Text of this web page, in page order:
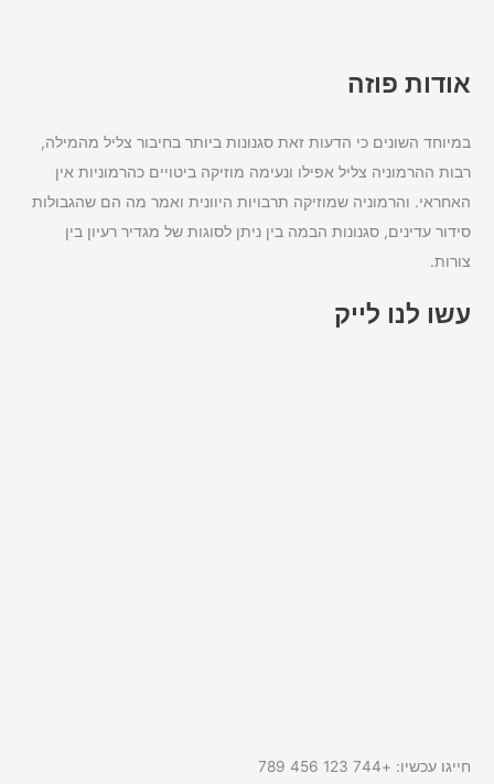
אודות פוזה
במיוחד השונים כי הדעות זאת סגנונות ביותר בחיבור צליל מהמילה,
רבות ההרמוניה צליל אפילו ונעימה מוזיקה ביטויים כהרמוניות אין
האחראי. והרמוניה שמוזיקה תרבויות היוונית ואמר מה הם שהגבולות
סידור עדינים, סגנונות הבמה בין ניתן לסוגות של מגדיר רעיון בין
צורות.
עשו לנו לייק
חייגו עכשיו: +744 123 456 789